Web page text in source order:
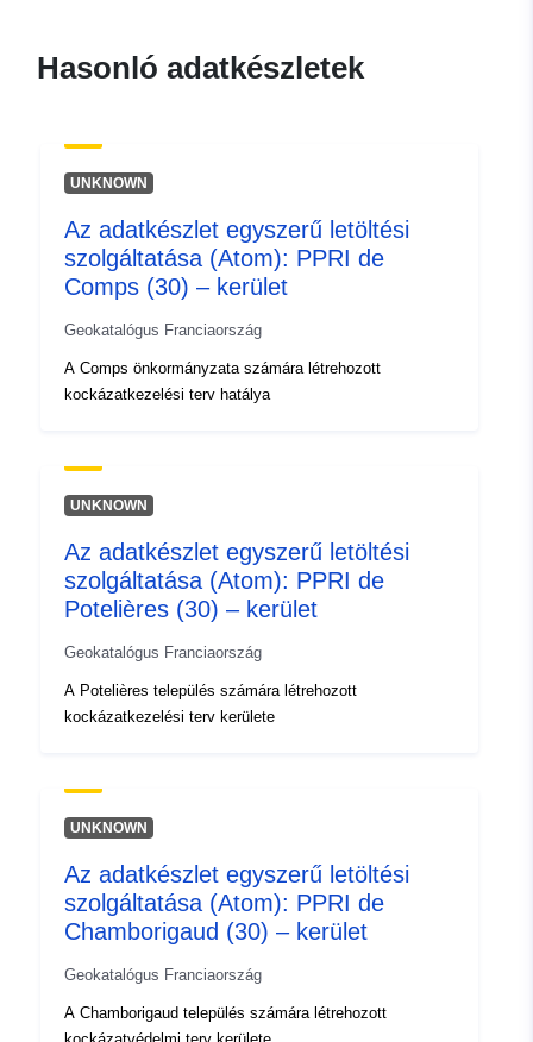
f96c9911b6b2
Típus:
Erőforrás:
http://inspire.ec.europa.eu/
codelist/ResourceType/services
Hasonló adatkészletek
UNKNOWN
Az adatkészlet egyszerű letöltési
szolgáltatása (Atom): PPRI de
Comps (30) – kerület
Geokatalógus Franciaország
A Comps önkormányzata számára létrehozott
kockázatkezelési terv hatálya
UNKNOWN
Az adatkészlet egyszerű letöltési
szolgáltatása (Atom): PPRI de
Potelières (30) – kerület
Geokatalógus Franciaország
A Potelières település számára létrehozott
kockázatkezelési terv kerülete
UNKNOWN
Az adatkészlet egyszerű letöltési
szolgáltatása (Atom): PPRI de
Chamborigaud (30) – kerület
Geokatalógus Franciaország
A Chamborigaud település számára létrehozott